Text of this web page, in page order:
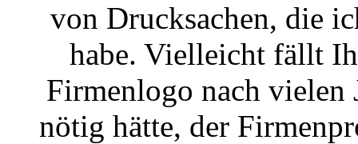
von Drucksachen, die
habe. Vielleicht fällt
Firmenlogo nach vielen
nötig hätte, der